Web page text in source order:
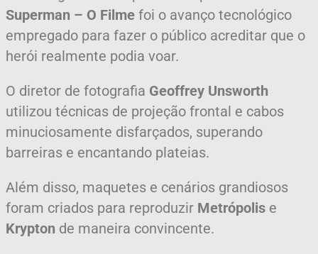
Superman – O Filme foi o avanço tecnológico
empregado para fazer o público acreditar que o
herói realmente podia voar.
O diretor de fotografia Geoffrey Unsworth
utilizou técnicas de projeção frontal e cabos
minuciosamente disfarçados, superando
barreiras e encantando plateias.
Além disso, maquetes e cenários grandiosos
foram criados para reproduzir Metrópolis e
Krypton de maneira convincente.